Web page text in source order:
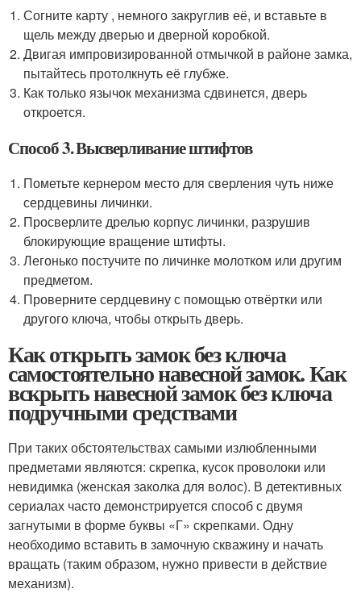
Согните карту , немного закруглив её, и вставьте в
щель между дверью и дверной коробкой.
Двигая импровизированной отмычкой в районе замка,
пытайтесь протолкнуть её глубже.
Как только язычок механизма сдвинется, дверь
откроется.
Способ 3. Высверливание штифтов
Пометьте кернером место для сверления чуть ниже
сердцевины личинки.
Просверлите дрелью корпус личинки, разрушив
блокирующие вращение штифты.
Легонько постучите по личинке молотком или другим
предметом.
Проверните сердцевину с помощью отвёртки или
другого ключа, чтобы открыть дверь.
Как открыть замок без ключа
самостоятельно навесной замок. Как
вскрыть навесной замок без ключа
подручными средствами
При таких обстоятельствах самыми излюбленными
предметами являются: скрепка, кусок проволоки или
невидимка (женская заколка для волос). В детективных
сериалах часто демонстрируется способ с двумя
загнутыми в форме буквы «Г» скрепками. Одну
необходимо вставить в замочную скважину и начать
вращать (таким образом, нужно привести в действие
механизм).